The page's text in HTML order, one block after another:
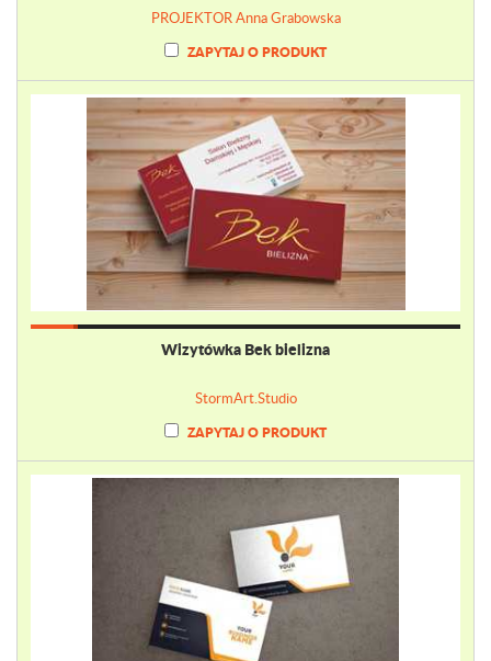
PROJEKTOR Anna Grabowska
ZAPYTAJ O PRODUKT
Wizytówka Bek bielizna
StormArt.Studio
ZAPYTAJ O PRODUKT